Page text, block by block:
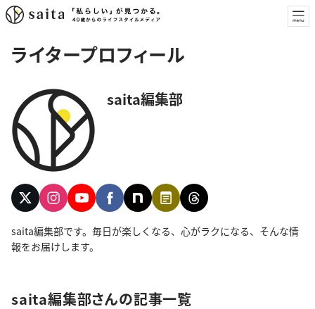
ライタープロフィール
saita編集部
saita編集部です。毎日が楽しくなる、心がラクになる、そんな情
報をお届けします。
saita編集部さんの記事一覧